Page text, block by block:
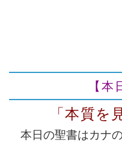
【本
「本質を
本日の聖書はカナ